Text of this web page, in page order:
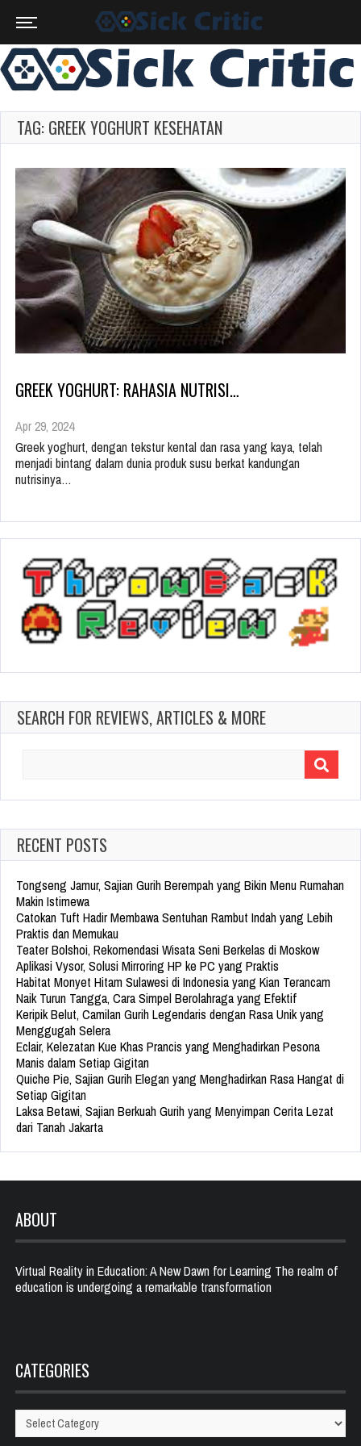
TAG: GREEK YOGHURT KESEHATAN
GREEK YOGHURT: RAHASIA NUTRISI…
Apr 29, 2024
Greek yoghurt, dengan tekstur kental dan rasa yang kaya, telah
menjadi bintang dalam dunia produk susu berkat kandungan
nutrisinya…
SEARCH FOR REVIEWS, ARTICLES & MORE
RECENT POSTS
Tongseng Jamur, Sajian Gurih Berempah yang Bikin Menu Rumahan
Makin Istimewa
Catokan Tuft Hadir Membawa Sentuhan Rambut Indah yang Lebih
Praktis dan Memukau
Teater Bolshoi, Rekomendasi Wisata Seni Berkelas di Moskow
Aplikasi Vysor, Solusi Mirroring HP ke PC yang Praktis
Habitat Monyet Hitam Sulawesi di Indonesia yang Kian Terancam
Naik Turun Tangga, Cara Simpel Berolahraga yang Efektif
Keripik Belut, Camilan Gurih Legendaris dengan Rasa Unik yang
Menggugah Selera
Eclair, Kelezatan Kue Khas Prancis yang Menghadirkan Pesona
Manis dalam Setiap Gigitan
Quiche Pie, Sajian Gurih Elegan yang Menghadirkan Rasa Hangat di
Setiap Gigitan
Laksa Betawi, Sajian Berkuah Gurih yang Menyimpan Cerita Lezat
dari Tanah Jakarta
ABOUT
Virtual Reality in Education: A New Dawn for Learning The realm of
education is undergoing a remarkable transformation
CATEGORIES
Categories